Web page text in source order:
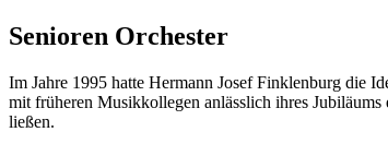
Senioren Orchester
Im Jahre 1995 hatte Hermann Josef Finklenburg die
mit früheren Musikkollegen anlässlich ihres
ließen.